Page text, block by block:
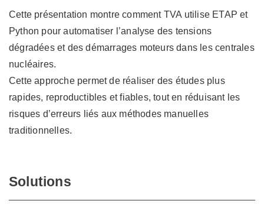
Cette présentation montre comment TVA utilise ETAP et
Python pour automatiser l’analyse des tensions
dégradées et des démarrages moteurs dans les centrales
nucléaires.
Cette approche permet de réaliser des études plus
rapides, reproductibles et fiables, tout en réduisant les
risques d’erreurs liés aux méthodes manuelles
traditionnelles.
Solutions